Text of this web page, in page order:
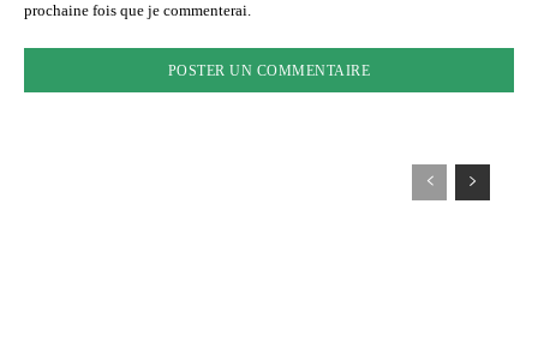
prochaine fois que je commenterai.